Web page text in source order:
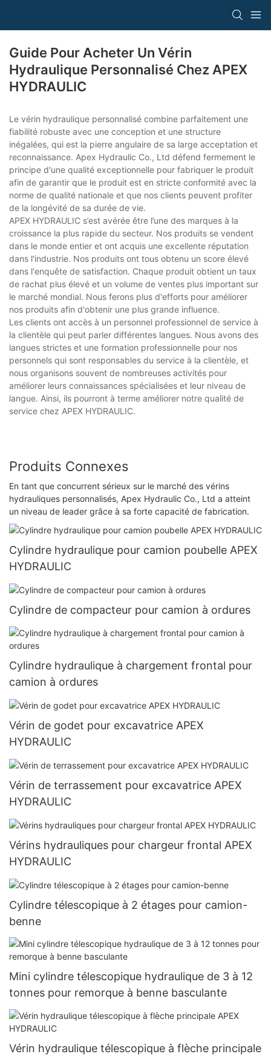
Guide Pour Acheter Un Vérin
Hydraulique Personnalisé Chez APEX
HYDRAULIC
Le vérin hydraulique personnalisé combine parfaitement une
fiabilité robuste avec une conception et une structure
inégalées, qui est la pierre angulaire de sa large acceptation et
reconnaissance. Apex Hydraulic Co., Ltd défend fermement le
principe d'une qualité exceptionnelle pour fabriquer le produit
afin de garantir que le produit est en stricte conformité avec la
norme de qualité nationale et que nos clients peuvent profiter
de la longévité de sa durée de vie.
APEX HYDRAULIC s’est avérée être l’une des marques à la
croissance la plus rapide du secteur. Nos produits se vendent
dans le monde entier et ont acquis une excellente réputation
dans l'industrie. Nos produits ont tous obtenu un score élevé
dans l'enquête de satisfaction. Chaque produit obtient un taux
de rachat plus élevé et un volume de ventes plus important sur
le marché mondial. Nous ferons plus d'efforts pour améliorer
nos produits afin d'obtenir une plus grande influence.
Les clients ont accès à un personnel professionnel de service à
la clientèle qui peut parler différentes langues. Nous avons des
langues strictes et une formation professionnelle pour nos
personnels qui sont responsables du service à la clientèle, et
nous organisons souvent de nombreuses activités pour
améliorer leurs connaissances spécialisées et leur niveau de
langue. Ainsi, ils pourront à terme améliorer notre qualité de
service chez APEX HYDRAULIC.
Produits Connexes
En tant que concurrent sérieux sur le marché des vérins
hydrauliques personnalisés, Apex Hydraulic Co., Ltd a atteint
un niveau de leader grâce à sa forte capacité de fabrication.
Cylindre hydraulique pour camion poubelle APEX
HYDRAULIC
Cylindre de compacteur pour camion à ordures
Cylindre hydraulique à chargement frontal pour
camion à ordures
Vérin de godet pour excavatrice APEX
HYDRAULIC
Vérin de terrassement pour excavatrice APEX
HYDRAULIC
Vérins hydrauliques pour chargeur frontal APEX
HYDRAULIC
Cylindre télescopique à 2 étages pour camion-
benne
Mini cylindre télescopique hydraulique de 3 à 12
tonnes pour remorque à benne basculante
Vérin hydraulique télescopique à flèche principale